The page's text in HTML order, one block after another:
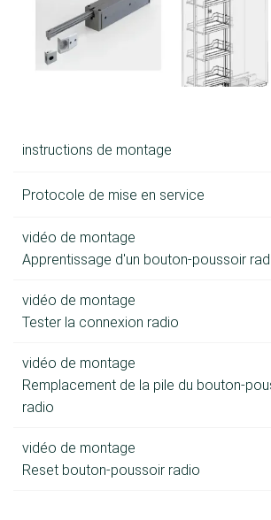
instructions de montage
Protocole de mise en service
vidéo de montage
Apprentissage d'un bouton-poussoir
vidéo de montage
Tester la connexion radio
vidéo de montage
Remplacement de la pile du bouton-
radio
vidéo de montage
Reset bouton-poussoir radio